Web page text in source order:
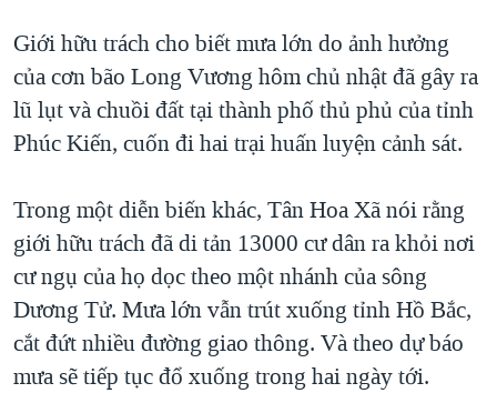
KHOA HỌC
SỨC KHOẺ
VĂN HOÁ
GIÁO DỤC
GIẢI MÃ VÀNH ĐAI & CON ĐƯỜNG
NGÀY TỊ NẠN THẾ GIỚI
TRỊNH VĨNH BÌNH - NGƯỜI HẠ 'BÊN THẮNG CUỘC'
CHI PHÍ CHIẾN TRANH AFGHANISTAN
CÁC GIÁ TRỊ CỘNG HÒA Ở VIỆT NAM
THƯỢNG ĐỈNH TRUMP-KIM TẠI VIỆT NAM
TRỊNH VĨNH BÌNH VS. CHÍNH PHỦ VIỆT NAM
NGƯ DÂN VIỆT VÀ LÀN SÓNG TRỘM HẢI SÂM
MẠNG XÃ HỘI
Ngôn ngữ khác
Giới hữu trách cho biết mưa lớn do ảnh hưởng
của cơn bão Long Vương hôm chủ nhật đã gây ra
lũ lụt và chuồi đất tại thành phố thủ phủ của tỉnh
Phúc Kiến, cuốn đi hai trại huấn luyện cảnh sát.
Trong một diễn biến khác, Tân Hoa Xã nói rằng
giới hữu trách đã di tản 13000 cư dân ra khỏi nơi
cư ngụ của họ dọc theo một nhánh của sông
Dương Tử. Mưa lớn vẫn trút xuống tỉnh Hồ Bắc,
cắt đứt nhiều đường giao thông. Và theo dự báo
mưa sẽ tiếp tục đổ xuống trong hai ngày tới.